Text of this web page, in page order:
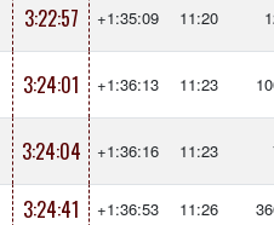
3:22:57 +1:35:09 11:20
3:24:01 +1:36:13 11:23
3:24:04 +1:36:16 11:23
3:24:41 +1:36:53 11:26